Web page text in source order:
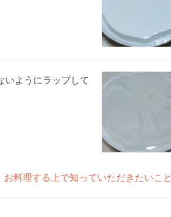
いようにラップして
お料理する上で知っていただきたいこと